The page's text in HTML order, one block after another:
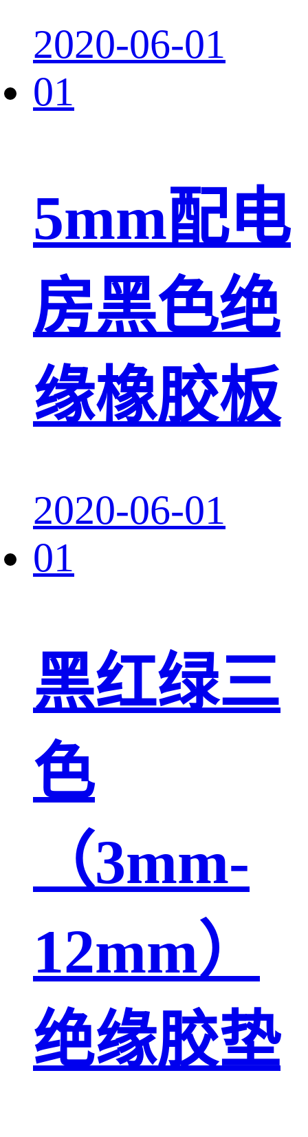
2020-06-01
01
5mm配电
房黑色绝
缘橡胶板
2020-06-01
01
黑红绿三
色
（3mm-
12mm）
绝缘胶垫